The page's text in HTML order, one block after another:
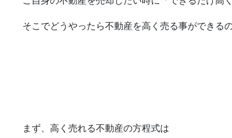
そこでどうやったら不動産を高く売る事ができる
まず、高く売れる不動産の方程式は